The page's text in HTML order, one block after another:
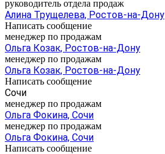
руководитель отдела продаж
Алина Трущелева, Ростов-на-Дону
Написать сообщение
менеджер по продажам
Ольга Козак, Ростов-на-Дону
менеджер по продажам
Ольга Козак, Ростов-на-Дону
Написать сообщение
Сочи
менеджер по продажам
Ольга Фокина, Сочи
менеджер по продажам
Ольга Фокина, Сочи
Написать сообщение